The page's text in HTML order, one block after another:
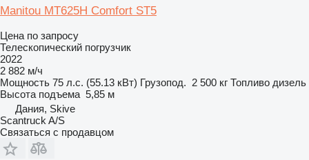
Manitou MT625H Comfort ST5
Цена по запросу
Телескопический погрузчик
2022
2 882 м/ч
Мощность 75 л.с. (55.13 кВт) Грузопод. 2 500 кг Топливо дизель
Высота подъема 5,85 м
Дания, Skive
Scantruck A/S
Связаться с продавцом